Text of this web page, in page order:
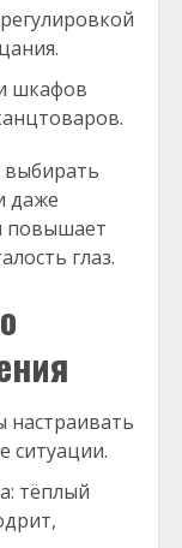
шкафов
выбирать
даже
повышает
глаз.
настраивать
ситуации.
тёплый